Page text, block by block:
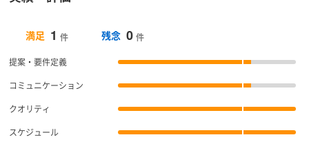
満足 1 件 残念 0 件
提案・要件定義
コミュニケーション
クオリティ
スケジュール